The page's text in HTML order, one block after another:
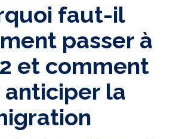
faut-il
passer à
et comment
anticiper la